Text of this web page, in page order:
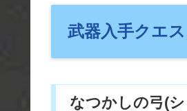
武器入手クエ
なつかしの弓(